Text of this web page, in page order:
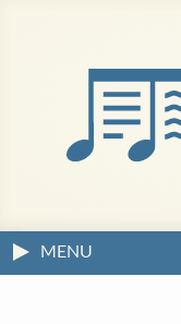
MENU